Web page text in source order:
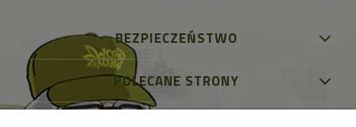
BEZPIECZEŃSTWO
POLECANE STRONY